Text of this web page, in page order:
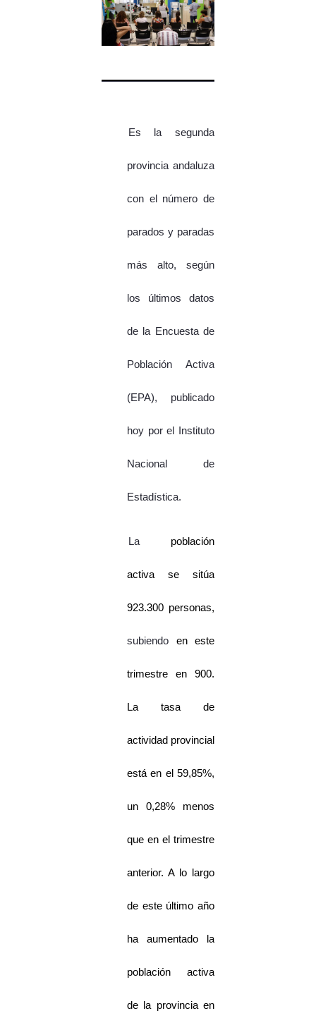
Es la segunda
provincia andaluza
con el número de
parados y paradas
más alto, según
los últimos datos
de la Encuesta de
Población Activa
(EPA), publicado
hoy por el Instituto
Nacional de
Estadística.
La población
activa se sitúa
923.300 personas,
subiendo en este
trimestre en 900.
La tasa de
actividad provincial
está en el 59,85%,
un 0,28% menos
que en el trimestre
anterior. A lo largo
de este último año
ha aumentado la
población activa
de la provincia en